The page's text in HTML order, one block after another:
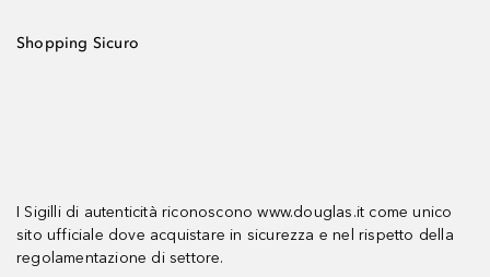
Shopping Sicuro
I Sigilli di autenticità riconoscono www.douglas.it come unico
sito ufficiale dove acquistare in sicurezza e nel rispetto della
regolamentazione di settore.